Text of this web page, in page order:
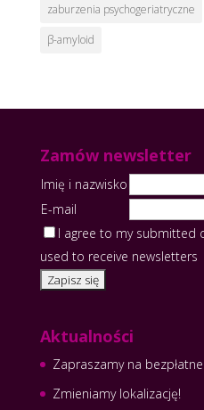
zaburzenia psychogeriatryczne
β-amyloid
Zamów newsletter
Imię i nazwisko
E-mail
I agree to my submitted
used to receive newsletters
Aktualności
Zapraszamy na
Zmieniamy lokalizację!